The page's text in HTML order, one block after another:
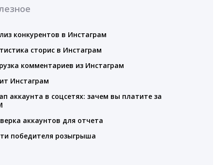
конкурентов в Инстаграм
сторис в Инстаграм
комментариев из Инстаграм
Инстаграм
аккаунта в соцсетях: зачем вы платите за
аккаунтов для отчета
победителя розыгрыша